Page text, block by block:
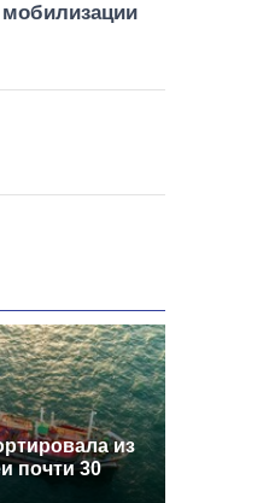
из
почти 30